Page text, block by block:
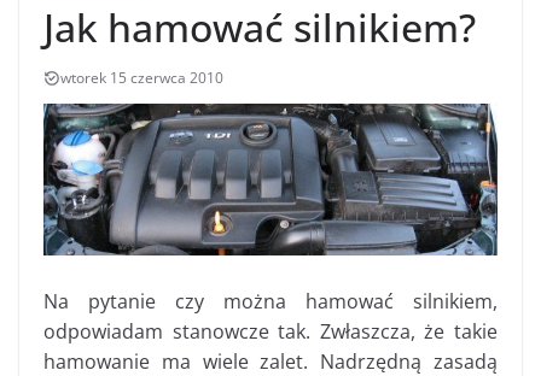
Jak hamować silnikiem?
wtorek 15 czerwca 2010
Na pytanie czy można hamować silnikiem,
odpowiadam stanowcze tak. Zwłaszcza, że takie
hamowanie ma wiele zalet. Nadrzędną zasadą